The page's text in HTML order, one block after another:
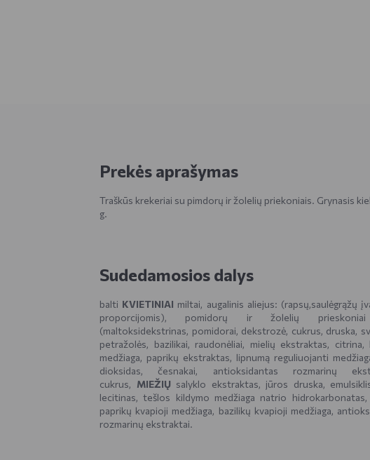
Prekės aprašymas
Traškūs krekeriai su pimdorų ir žolelių priekoniais. Grynasis
g.
Sudedamosios dalys
balti KVIETINIAI miltai, augalinis aliejus: (rapsų,saulėgrąžų
proporcijomis), pomidorų ir žolelių
(maltoksidekstrinas, pomidorai, dekstrozė, cukrus, druska,
petražolės, bazilikai, raudonėliai, mielių ekstraktas, citrina,
medžiaga, paprikų ekstraktas, lipnumą reguliuojanti
dioksidas, česnakai, antioksidantas rozmarinų
cukrus, MIEŽIŲ salyklo ekstraktas, jūros druska,
lecitinas, tešlos kildymo medžiaga natrio
paprikų kvapioji medžiaga, bazilikų kvapioji medžiaga,
rozmarinų ekstraktai.